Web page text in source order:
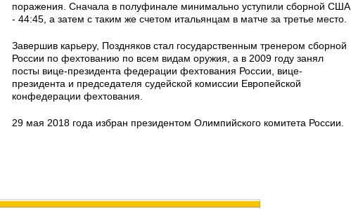
поражения. Сначала в полуфинале минимально уступили сборной США
- 44:45, а затем с таким же счетом итальянцам в матче за третье место.
Завершив карьеру, Поздняков стал государственным тренером сборной
России по фехтованию по всем видам оружия, а в 2009 году занял
посты вице-президента федерации фехтования России, вице-
президента и председателя судейской комиссии Европейской
конфедерации фехтования.
29 мая 2018 года избран президентом Олимпийского комитета России.